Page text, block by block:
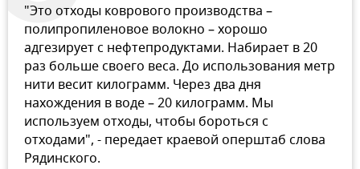
"Это отходы коврового производства –
полипропиленовое волокно – хорошо
адгезирует с нефтепродуктами. Набирает в 20
раз больше своего веса. До использования метр
нити весит килограмм. Через два дня
нахождения в воде – 20 килограмм. Мы
используем отходы, чтобы бороться с
отходами", - передает краевой оперштаб слова
Рядинского.